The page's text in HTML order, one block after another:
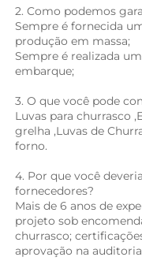
2. Como podemos
Sempre é fornecida
produção em massa;
Sempre é realizada
embarque;
3. O que você pode
Luvas para churrasco ,
grelha ,Luvas de
forno.
4. Por que você
fornecedores?
Mais de 6 anos de
projeto sob
churrasco;
aprovação na auditoria